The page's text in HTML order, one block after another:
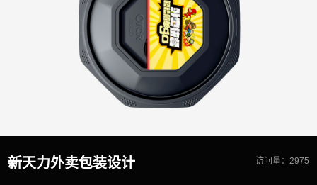
新天力外卖包装设计 访问量：2975